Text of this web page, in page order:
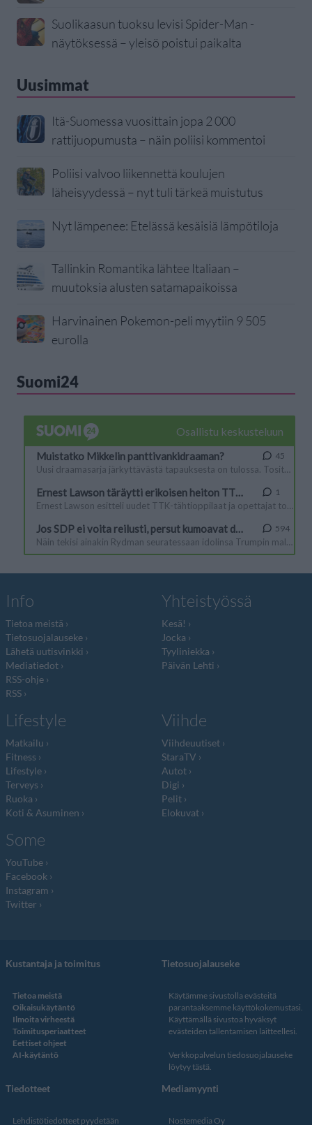
Suolikaasun tuoksu levisi Spider-Man -
näytöksessä – yleisö poistui paikalta
Uusimmat
Itä-Suomessa vuosittain jopa 2 000
rattijuopumusta – näin poliisi kommentoi
Poliisi valvoo liikennettä koulujen
läheisyydessä – nyt tuli tärkeä muistutus
Nyt lämpenee: Etelässä kesäisiä lämpötiloja
Tallinkin Romantika lähtee Italiaan –
muutoksia alusten satamapaikoissa
Harvinainen Pokemon-peli myytiin 9 505
eurolla
Suomi24
Info
Tietoa meistä
Tietosuojalauseke
Lähetä uutisvinkki
Mediatiedot
RSS-ohje
RSS
Yhteistyössä
Kesä!
Jocka
Tyyliniekka
Päivän Lehti
Lifestyle
Matkailu
Fitness
Lifestyle
Terveys
Ruoka
Koti & Asuminen
Viihde
Viihdeuutiset
StaraTV
Autot
Digi
Pelit
Elokuvat
Some
YouTube
Facebook
Instagram
Twitter
Kustantaja ja toimitus
Tietoa meistä
Oikaisukäytäntö
Ilmoita virheestä
Toimitusperiaatteet
Eettiset ohjeet
AI-käytäntö
Tietosuojalauseke
Käytämme sivustolla evästeitä
parantaaksemme käyttökokemustasi.
Käyttämällä sivustoa hyväksyt
evästeiden tallentamisen laitteellesi.
Verkkopalvelun tiedosuojalauseke
löytyy tästä
Tiedotteet
Lehdistötiedotteet pyydetään
Mediamyynti
Nostemedia Oy